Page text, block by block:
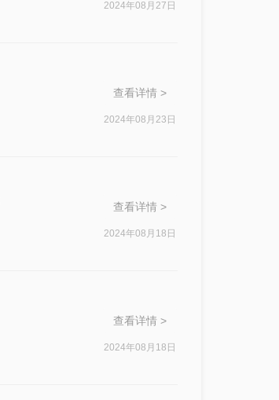
2024年08月27日
查看详情 >
2024年08月23日
查看详情 >
2024年08月18日
查看详情 >
2024年08月18日